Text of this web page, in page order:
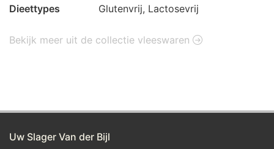
Dieettypes
Glutenvrij, Lactosevrij
Bekijk meer uit de collectie vleeswaren
Uw Slager Van der Bijl